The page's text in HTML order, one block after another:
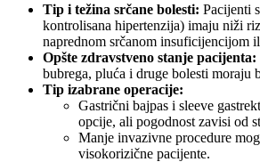
Tip i težina srčane bolesti: Pacijenti
kontrolisana hipertenzija) imaju niži
naprednom srčanom insuficijencijom
Opšte zdravstveno stanje pacijenta:
bubrega, pluća i druge bolesti moraju
Tip izabrane operacije:
Gastrični bajpas i sleeve
opcije, ali pogodnost zavisi od
Manje invazivne procedure
visokorizične pacijente.